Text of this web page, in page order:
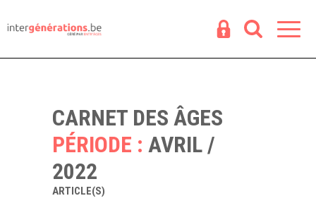
CARNET DES ÂGES
PÉRIODE : AVRIL /
2022
ARTICLE(S)